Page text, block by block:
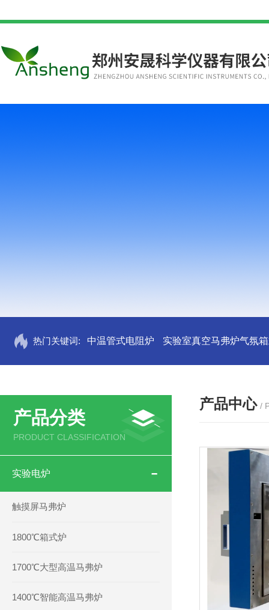
热门关键词: 中温管式电阻炉 实验室真空马弗炉气氛
产品分类
PRODUCT CLASSIFICATION
实验电炉
触摸屏马弗炉
1800℃箱式炉
1700℃大型高温马弗炉
1400℃智能高温马弗炉
产品中心 /